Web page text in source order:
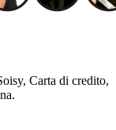
Carta di credito,